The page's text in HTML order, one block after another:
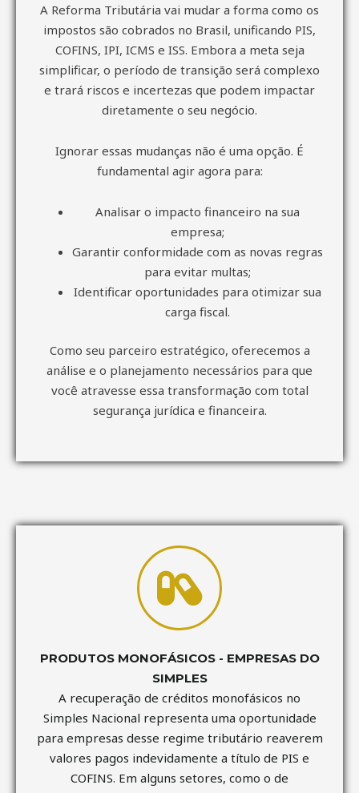
A Reforma Tributária vai mudar a forma como os
impostos são cobrados no Brasil, unificando PIS,
COFINS, IPI, ICMS e ISS. Embora a meta seja
simplificar, o período de transição será complexo
e trará riscos e incertezas que podem impactar
diretamente o seu negócio.
Ignorar essas mudanças não é uma opção. É
fundamental agir agora para:
Analisar o impacto financeiro na sua
empresa;
Garantir conformidade com as novas regras
para evitar multas;
Identificar oportunidades para otimizar sua
carga fiscal.
Como seu parceiro estratégico, oferecemos a
análise e o planejamento necessários para que
você atravesse essa transformação com total
segurança jurídica e financeira.
PRODUTOS MONOFÁSICOS - EMPRESAS DO
SIMPLES
A recuperação de créditos monofásicos no
Simples Nacional representa uma oportunidade
para empresas desse regime tributário reaverem
valores pagos indevidamente a título de PIS e
COFINS. Em alguns setores, como o de